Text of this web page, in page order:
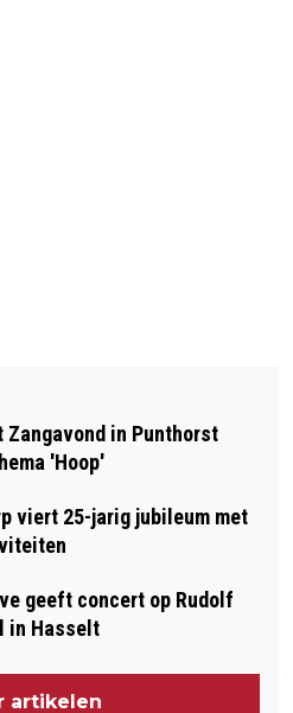
MET
STAPHORST
4 MEI 2021
Zangavond in Punthorst
'Hoop'
viert 25-jarig jubileum met
geeft concert op Rudolf
in Hasselt
artikelen